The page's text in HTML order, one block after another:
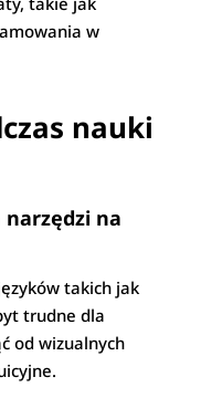
w
nauki
na
takich jak
trudne dla
od wizualnych